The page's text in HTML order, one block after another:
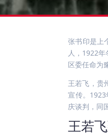
张书印是上
人，1922
区委任命为
王若飞，贵
宣传。1923
庆谈判，同
王若